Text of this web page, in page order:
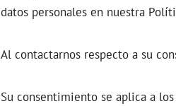
datos personales en nuestra
Al contactarnos respecto a su
Su consentimiento se aplica a